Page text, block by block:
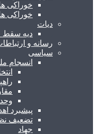
خوراکی
خوراکی
دیات
دیه سقط
رسانه و
سیاسی
انسجام
پیشبرد
تضعیف
جهاد